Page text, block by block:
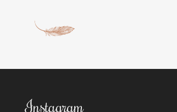
Instagram